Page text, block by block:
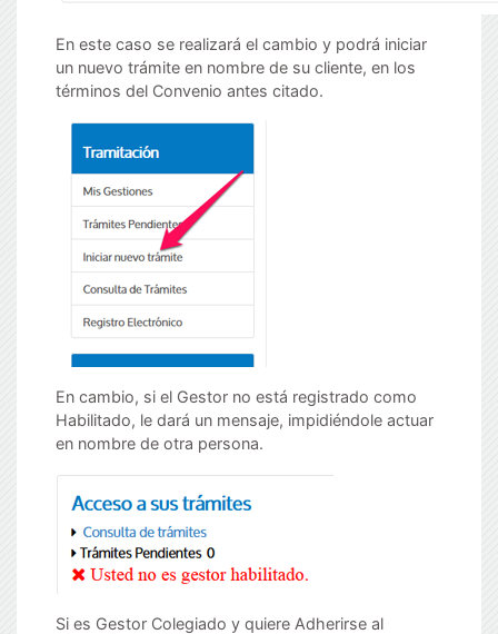
En este caso se realizará el cambio y podrá iniciar
un nuevo trámite en nombre de su cliente, en los
términos del Convenio antes citado.
En cambio, si el Gestor no está registrado como
Habilitado, le dará un mensaje, impidiéndole actuar
en nombre de otra persona.
Si es Gestor Colegiado y quiere Adherirse al